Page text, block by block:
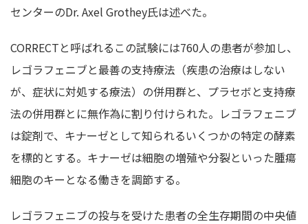
センターのDr. Axel Grothey氏は述べた。
CORRECTと呼ばれるこの試験には760人の患者が参加し、
レゴラフェニブと最善の支持療法（疾患の治療はしない
が、症状に対処する療法）の併用群と、プラセボと支持療
法の併用群とに無作為に割り付けられた。レゴラフェニブ
は錠剤で、キナーゼとして知られるいくつかの特定の酵素
を標的とする。キナーゼは細胞の増殖や分裂といった腫瘍
細胞のキーとなる働きを調節する。
レゴラフェニブの投与を受けた患者の全生存期間の中央値